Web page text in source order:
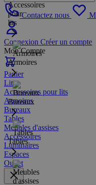
Contactez nous
Connexion Créer un compte
Mon Compte
Panier
Accessoires
pour
lits
Armoires
Bureaux
Tables
Lits
Accessoires pour lits
Armoires
Bureaux
Tables
Meubles d'assises
Accessoires
Luminaires
Espaces
Outlet